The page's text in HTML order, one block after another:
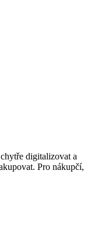
digitalizovat a
Pro nákupčí,